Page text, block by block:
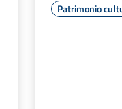
Patrimonio